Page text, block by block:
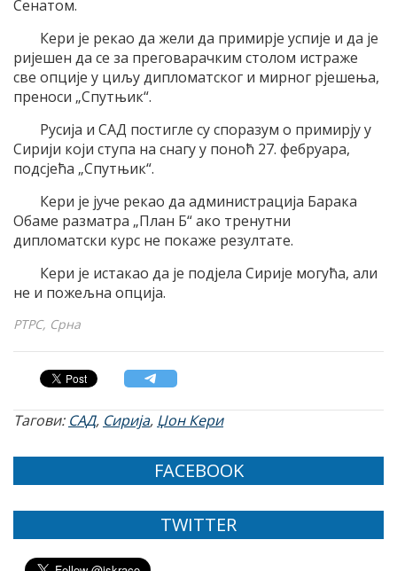
Сенатом.
Кери је рекао да жели да примирје успије и да је
ријешен да се за преговарачким столом истраже
све опције у циљу дипломатског и мирног рјешења,
преноси „Спутњик“.
Русија и САД постигле су споразум о примирју у
Сирији који ступа на снагу у поноћ 27. фебруара,
подсјећа „Спутњик“.
Кери је јуче рекао да администрација Барака
Обаме разматра „План Б“ ако тренутни
дипломатски курс не покаже резултате.
Кери је истакао да је подјела Сирије могућа, али
не и пожељна опција.
РТРС, Срна
Тагови: САД, Сирија, Џон Кери
FACEBOOK
TWITTER